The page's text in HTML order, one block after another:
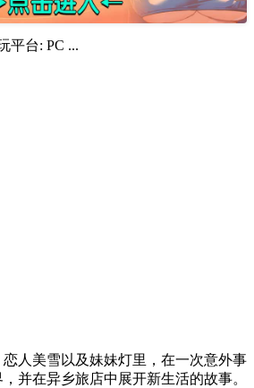
平台: PC ...
人美雪以及妹妹灯里，在一次意外事
并在异乡旅店中展开新生活的故事。